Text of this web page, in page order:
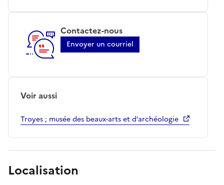
Contactez-nous
Envoyer un courriel
Voir aussi
Troyes ; musée des beaux-arts et d’archéologie
Localisation